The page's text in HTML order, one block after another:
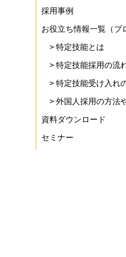
採用事例
お役立ち情報一覧（ブ
> 特定技能とは
> 特定技能採用の流
> 特定技能受け入れ
> 外国人採用の方法
資料ダウンロード
セミナー